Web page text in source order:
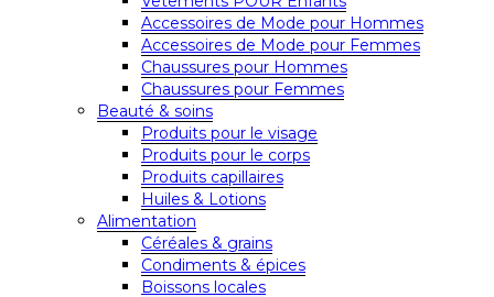
Accessoires de Mode pour Hommes
Accessoires de Mode pour Femmes
Chaussures pour Hommes
Chaussures pour Femmes
Beauté & soins
Produits pour le visage
Produits pour le corps
Produits capillaires
Huiles & Lotions
Alimentation
Céréales & grains
Condiments & épices
Boissons locales